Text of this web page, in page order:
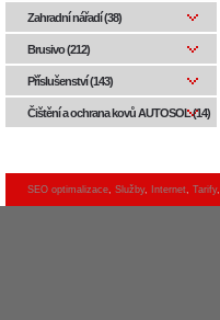
Zahradní nářadí (38)
Brusivo (212)
Příslušenství (143)
Čištění a ochrana kovů AUTOSOL (14)
SEO optimalizace, Služby, Internet, Tarify,